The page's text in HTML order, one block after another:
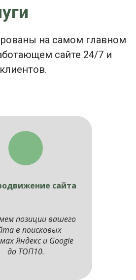
на самом главном
сайте 24/7 и
сайта
позиции вашего
в поисковых
Яндекс и Google
до ТОП10.